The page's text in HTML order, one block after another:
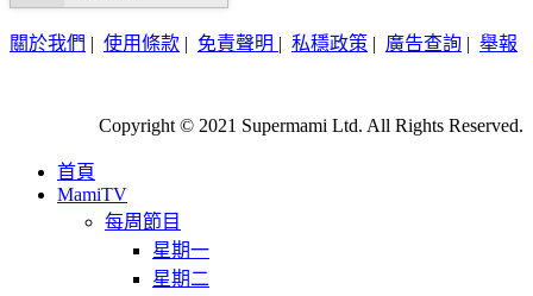
關於我們 | 使用條款 | 免責聲明 | 私穩政策 | 廣告查詢 | 舉報
Copyright © 2021 Supermami Ltd. All Rights Reserved.
首頁
MamiTV
每周節目
星期一
星期二